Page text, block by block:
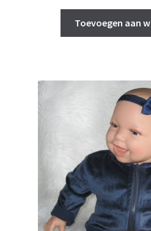
Toevoegen aan